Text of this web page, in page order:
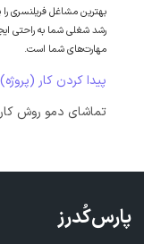
بهترین مشاغل فریلنسری را
رشد شغلی شما به راحتی
مهارت‌های شما است.
پیدا کردن کار (پروژه)
تماشای دمو روش کار
پارس‌کُدرز